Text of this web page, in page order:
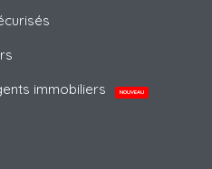
immobiliers
NOUVEAU